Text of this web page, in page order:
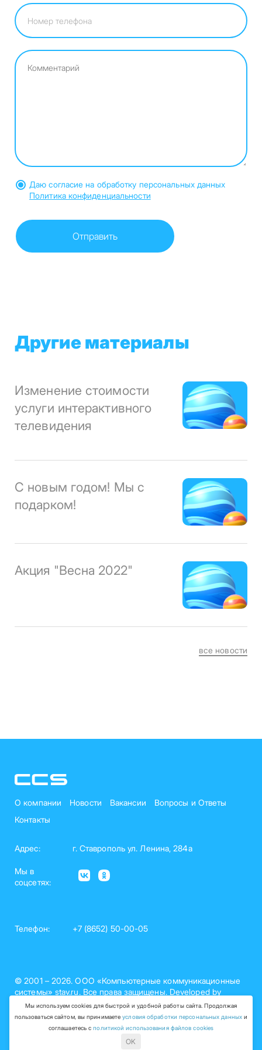
Даю согласие на обработку персональных данных
Политика конфиденциальности
Другие материалы
Изменение стоимости
услуги интерактивного
телевидения
С новым годом! Мы с
подарком!
Акция "Весна 2022"
все новости
Мы используем cookies для быстрой и удобной работы сайта. Продолжая
пользоваться сайтом, вы принимаетеусловия обработки персональных данных и
соглашаетесь сполитикой использования файлов cookies
OK
О компании Новости Вакансии
Вопросы и Ответы
Контакты
Адрес: г. Ставрополь ул. Ленина, 284а
Мы в
соцсетях:
Телефон: +7 (8652) 50-00-05
© 2001 – 2026. ООО «Компьютерные коммуникационные
системы» stav.ru. Все права защищены. Developed by
nelset.com
Политика обработки персональных данных (рег. №26-15-